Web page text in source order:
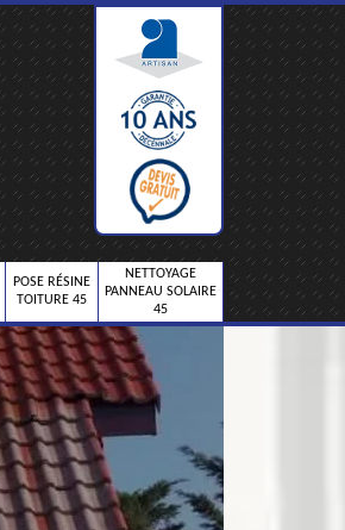
POSE RÉSINE
TOITURE 45
NETTOYAGE
PANNEAU SOLAIRE
45